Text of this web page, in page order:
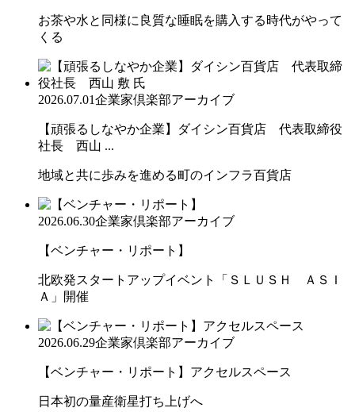
お茶や水と同様に良質な睡眠を購入する時代がやって
くる
2026.07.01企業家倶楽部アーカイブ
【頑張るしなやか企業】ダイシン百貨店 代表取締役
社長 西山 ...
地域と共に歩みを進める町のインフラ百貨店
2026.06.30企業家倶楽部アーカイブ
【ベンチャー・リポート】
北欧発スタートアップイベント「ＳＬＵＳＨ ＡＳＩ
Ａ」開催
2026.06.29企業家倶楽部アーカイブ
【ベンチャー・リポート】アクセルスペース
日本初の量産衛星打ち上げへ